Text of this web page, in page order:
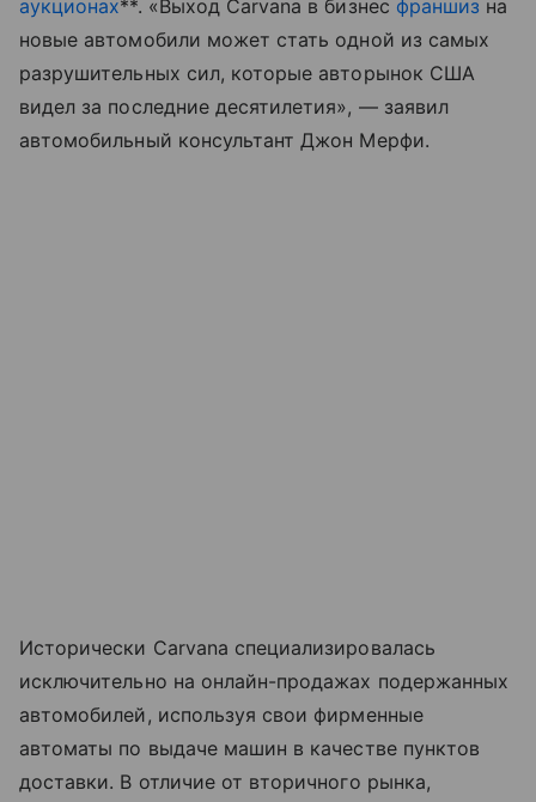
аукционах**. «Выход Carvana в бизнес франшиз на
новые автомобили может стать одной из самых
разрушительных сил, которые авторынок США
видел за последние десятилетия», — заявил
автомобильный консультант Джон Мерфи.
Исторически Carvana специализировалась
исключительно на онлайн-продажах подержанных
автомобилей, используя свои фирменные
автоматы по выдаче машин в качестве пунктов
доставки. В отличие от вторичного рынка,